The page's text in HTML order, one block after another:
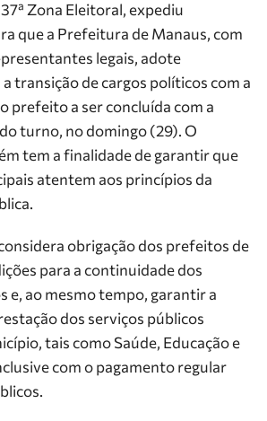
Zona Eleitoral, expediu
que a Prefeitura de Manaus, com
legais, adote
transição de cargos políticos com a
prefeito a ser concluída com a
turno, no domingo (29). O
tem a finalidade de garantir que
atentem aos princípios da
obrigação dos prefeitos de
para a continuidade dos
e, ao mesmo tempo, garantir a
dos serviços públicos
tais como Saúde, Educação e
com o pagamento regular